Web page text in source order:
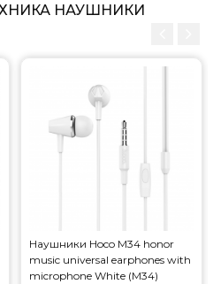
НАУШНИКИ
Наушники Hoco M34 honor
music universal earphones with
microphone White (M34)